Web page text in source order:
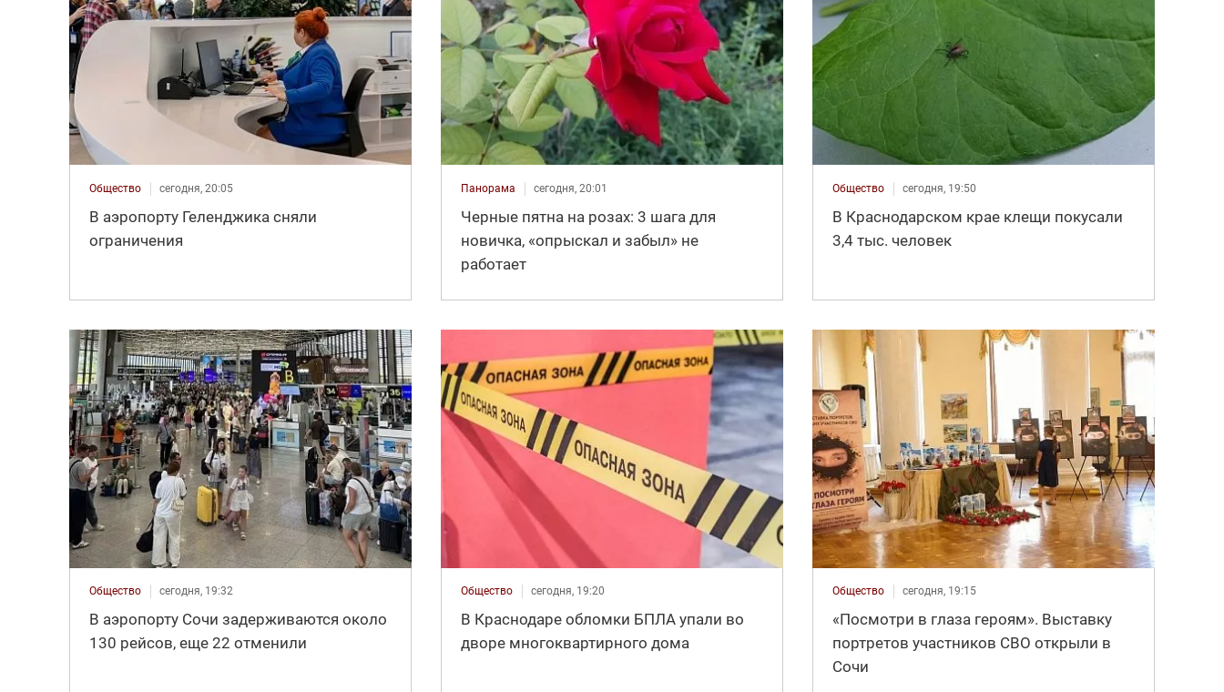
Общество сегодня, 20:05
В аэропорту Геленджика сняли
ограничения
Панорама сегодня, 20:01
Черные пятна на розах: 3 шага для
новичка, «опрыскал и забыл» не
работает
Общество сегодня, 19:50
В Краснодарском крае клещи покусали
3,4 тыс. человек
Общество сегодня, 19:32
В аэропорту Сочи задерживаются около
130 рейсов, еще 22 отменили
Общество сегодня, 19:20
В Краснодаре обломки БПЛА упали во
дворе многоквартирного дома
Общество сегодня, 19:15
«Посмотри в глаза героям». Выставку
портретов участников СВО открыли в
Сочи